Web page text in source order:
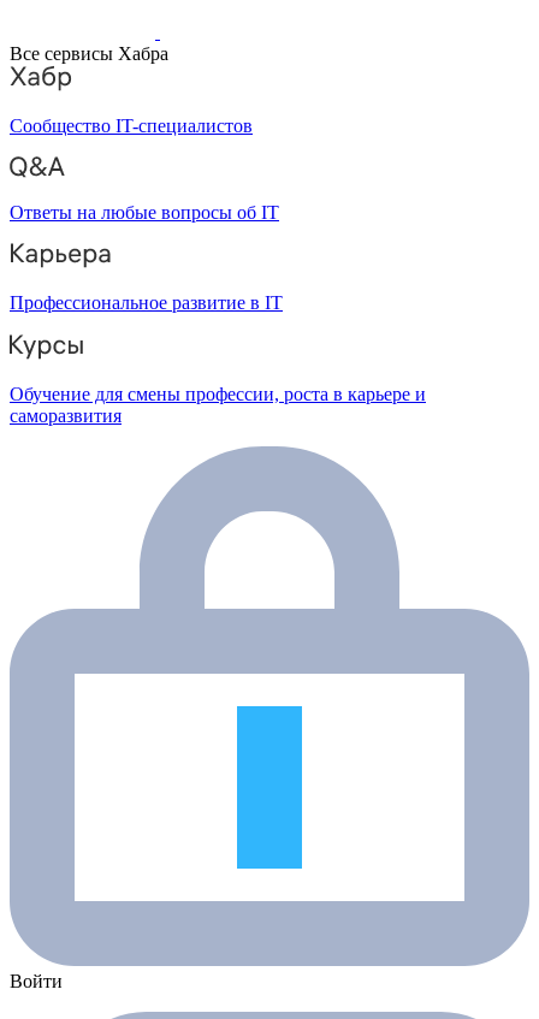
Все сервисы Хабра
Сообщество IT-специалистов
Ответы на любые вопросы об IT
Профессиональное развитие в IT
Обучение для смены профессии, роста в карьере и
саморазвития
Войти